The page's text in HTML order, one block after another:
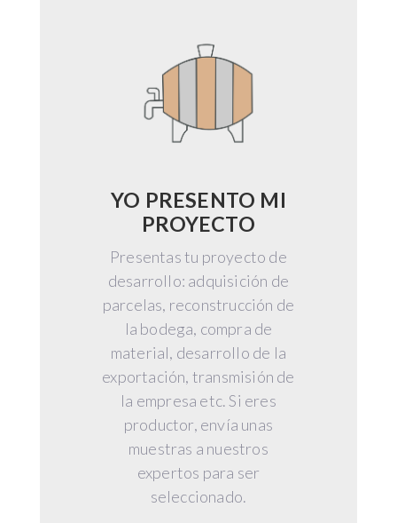
YO PRESENTO MI
PROYECTO
Presentas tu proyecto de
desarrollo: adquisición de
parcelas, reconstrucción de
la bodega, compra de
material, desarrollo de la
exportación, transmisión de
la empresa etc. Si eres
productor, envía unas
muestras a nuestros
expertos para ser
seleccionado.